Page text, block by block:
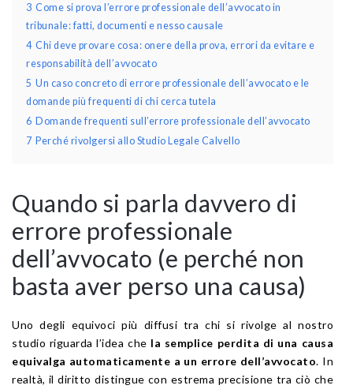
3 Come si prova l’errore professionale dell’avvocato in
tribunale: fatti, documenti e nesso causale
4 Chi deve provare cosa: onere della prova, errori da evitare e
responsabilità dell’avvocato
5 Un caso concreto di errore professionale dell’avvocato e le
domande più frequenti di chi cerca tutela
6 Domande frequenti sull’errore professionale dell’avvocato
7 Perché rivolgersi allo Studio Legale Calvello
Quando si parla davvero di
errore professionale
dell’avvocato (e perché non
basta aver perso una causa)
Uno degli equivoci più diffusi tra chi si rivolge al nostro
studio riguarda l’idea che la semplice perdita di una causa
equivalga automaticamente a un errore dell’avvocato. In
realtà, il diritto distingue con estrema precisione tra ciò che